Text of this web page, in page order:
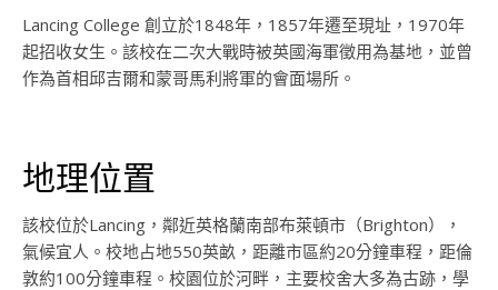
Lancing College 創立於1848年，1857年遷至現址，1970年
起招收女生。該校在二次大戰時被英國海軍徵用為基地，並曾
作為首相邱吉爾和蒙哥馬利將軍的會面場所。
地理位置
該校位於Lancing，鄰近英格蘭南部布萊頓市（Brighton），
氣候宜人。校地占地550英畝，距離市區約20分鐘車程，距倫
敦約100分鐘車程。校園位於河畔，主要校舍大多為古跡，學